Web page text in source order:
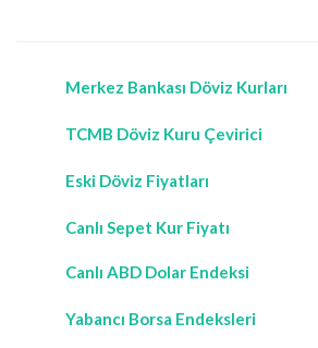
Merkez Bankası Döviz Kurları
TCMB Döviz Kuru Çevirici
Eski Döviz Fiyatları
Canlı Sepet Kur Fiyatı
Canlı ABD Dolar Endeksi
Yabancı Borsa Endeksleri